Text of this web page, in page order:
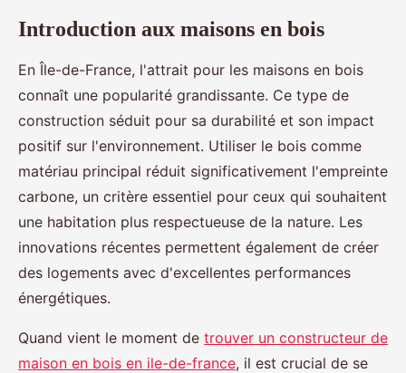
Introduction aux maisons en bois
En Île-de-France, l'attrait pour les maisons en bois
connaît une popularité grandissante. Ce type de
construction séduit pour sa durabilité et son impact
positif sur l'environnement. Utiliser le bois comme
matériau principal réduit significativement l'empreinte
carbone, un critère essentiel pour ceux qui souhaitent
une habitation plus respectueuse de la nature. Les
innovations récentes permettent également de créer
des logements avec d'excellentes performances
énergétiques.
Quand vient le moment de trouver un constructeur de
maison en bois en ile-de-france, il est crucial de se